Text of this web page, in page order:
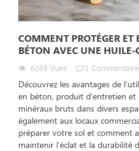
COMMENT PROTÉGER
BÉTON AVEC UNE HUILE-
6269 Vues 1 Commentaire
Découvrez les avantages de
en béton, produit d'entretien
minéraux bruts dans divers
également aux locaux
préparer votre sol et comment
maintenir l'éclat et la durabilité